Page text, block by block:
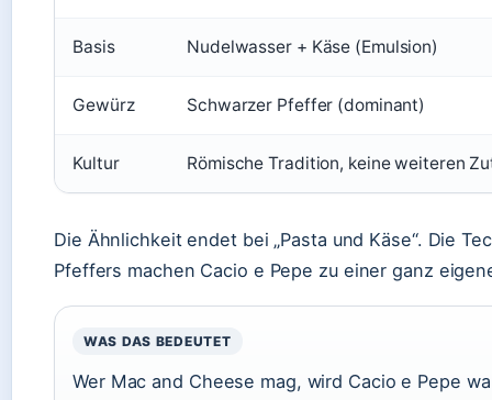
Basis Nudelwasser + Käse (Emulsion)
Gewürz Schwarzer Pfeffer (dominant)
Kultur Römische Tradition, keine weiteren
Die Ähnlichkeit endet bei „Pasta und Käse“. Die
Pfeffers machen Cacio e Pepe zu einer ganz
WAS DAS BEDEUTET
Wer Mac and Cheese mag, wird Cacio e Pepe